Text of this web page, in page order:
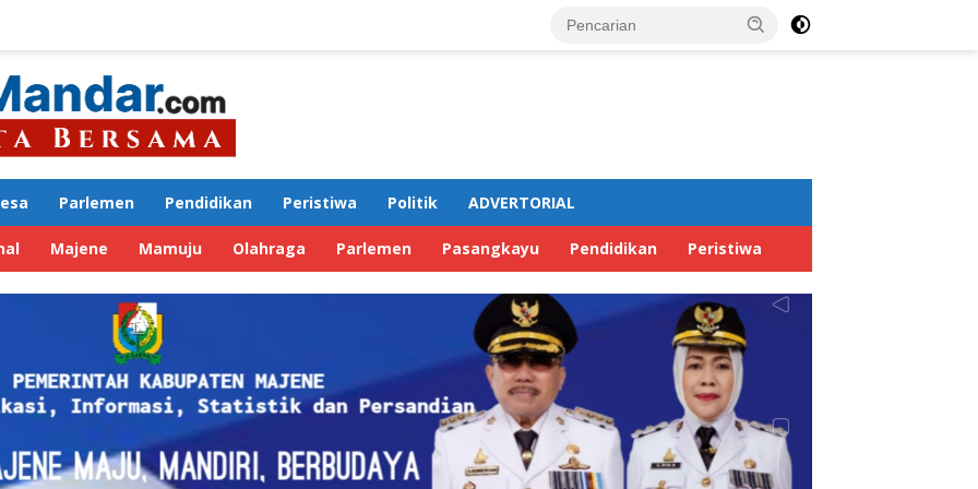
Parlemen Pendidikan Peristiwa Politik ADVERTORIAL
Majene Mamuju Olahraga Parlemen Pasangkayu Pendidikan Peristiwa